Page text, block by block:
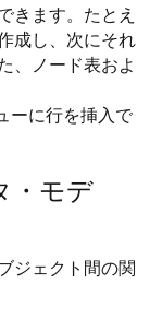
きます。たとえ
成し、次にそれ
、ノード表およ
ーに行を挿入で
・モデ
ジェクト間の関